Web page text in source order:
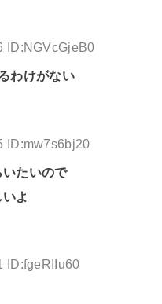
ID:NGVcGjeB0
わけがない
ID:mw7s6bj20
たいので
よ
ID:fgeRIIu60